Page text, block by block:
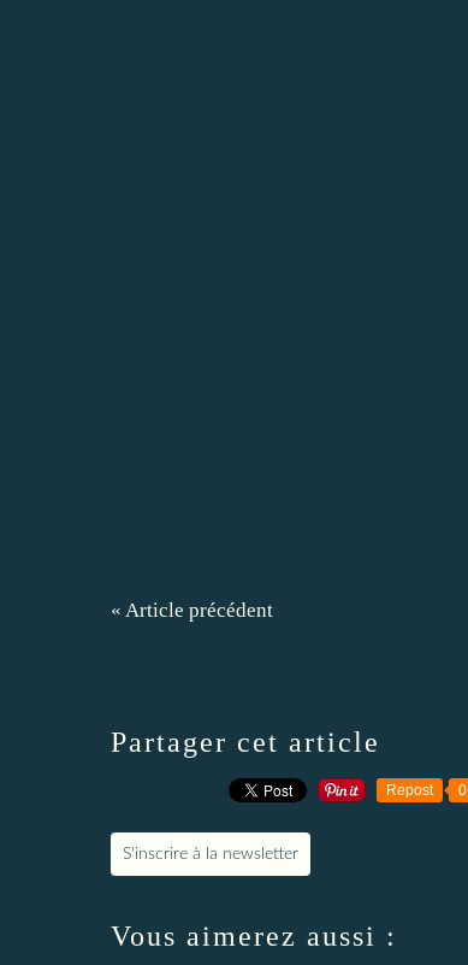
« Article précédent
Partager cet article
Repost 0
S'inscrire à la newsletter
Vous aimerez aussi :